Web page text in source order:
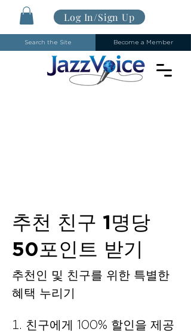
Search the Site Become a Member
Log In/Sign Up
추천 친구 1명당
50포인트 받기
추천인 및 친구를 위한 특별한
혜택 누리기
친구에게 100% 할인을 제공